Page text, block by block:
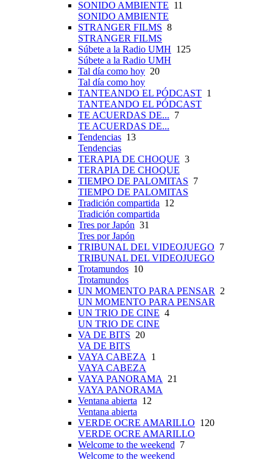
SONIDO AMBIENTE 11
SONIDO AMBIENTE
STRANGER FILMS 8
STRANGER FILMS
Súbete a la Radio UMH 125
Súbete a la Radio UMH
Tal día como hoy 20
Tal día como hoy
TANTEANDO EL PÓDCAST 1
TANTEANDO EL PÓDCAST
TE ACUERDAS DE... 7
TE ACUERDAS DE...
Tendencias 13
Tendencias
TERAPIA DE CHOQUE 3
TERAPIA DE CHOQUE
TIEMPO DE PALOMITAS 7
TIEMPO DE PALOMITAS
Tradición compartida 12
Tradición compartida
Tres por Japón 31
Tres por Japón
TRIBUNAL DEL VIDEOJUEGO 7
TRIBUNAL DEL VIDEOJUEGO
Trotamundos 10
Trotamundos
UN MOMENTO PARA PENSAR
2
UN MOMENTO PARA PENSAR
UN TRIO DE CINE 4
UN TRIO DE CINE
VA DE BITS 20
VA DE BITS
VAYA CABEZA
1
VAYA CABEZA
VAYA PANORAMA
21
VAYA PANORAMA
Ventana abierta 12
Ventana abierta
VERDE OCRE AMARILLO 120
VERDE OCRE AMARILLO
Welcome to the weekend 7
Welcome to the weekend